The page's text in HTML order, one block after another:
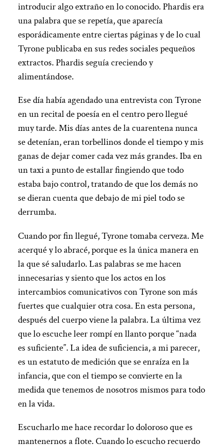
introducir algo extraño en lo conocido. Phardis era
una palabra que se repetía, que aparecía
esporádicamente entre ciertas páginas y de lo cual
Tyrone publicaba en sus redes sociales pequeños
extractos. Phardis seguía creciendo y
alimentándose.
Ese día había agendado una entrevista con Tyrone
en un recital de poesía en el centro pero llegué
muy tarde. Mis días antes de la cuarentena nunca
se detenían, eran torbellinos donde el tiempo y mis
ganas de dejar comer cada vez más grandes. Iba en
un taxi a punto de estallar fingiendo que todo
estaba bajo control, tratando de que los demás no
se dieran cuenta que debajo de mi piel todo se
derrumba.
Cuando por fin llegué, Tyrone tomaba cerveza. Me
acerqué y lo abracé, porque es la única manera en
la que sé saludarlo. Las palabras se me hacen
innecesarias y siento que los actos en los
intercambios comunicativos con Tyrone son más
fuertes que cualquier otra cosa. En esta persona,
después del cuerpo viene la palabra. La última vez
que lo escuche leer rompí en llanto porque “nada
es suficiente”. La idea de suficiencia, a mi parecer,
es un estatuto de medición que se enraíza en la
infancia, que con el tiempo se convierte en la
medida que tenemos de nosotros mismos para todo
en la vida.
Escucharlo me hace recordar lo doloroso que es
mantenernos a flote. Cuando lo escucho recuerdo